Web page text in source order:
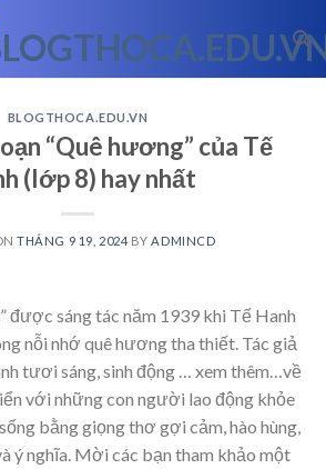
BLOGTHOCA.EDU.VN
“Quê hương” của Tế
(lớp 8) hay nhất
THÁNG 9 19, 2024 BY ADMINCD
được sáng tác năm 1939 khi Tế Hanh
nỗi nhớ quê hương tha thiết. Tác giả
tươi sáng, sinh động
… xem thêm… về
với những con người lao động khỏe
bằng giọng thơ gợi cảm, hào hùng,
ý nghĩa. Mời các bạn tham khảo một